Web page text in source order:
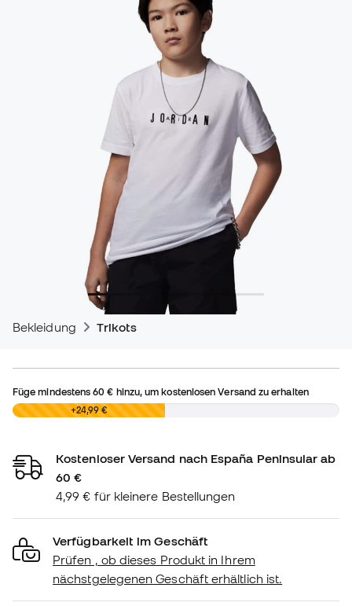
Bekleidung Trikots
Füge mindestens60 € hinzu, um kostenlosen Versand zu erhalten
0,00 € +24,99 €
Kostenloser Versand nach España Peninsular ab
60 €
4,99 € für kleinere Bestellungen
Verfügbarkeit im Geschäft
Prüfen , ob dieses Produkt in Ihrem
nächstgelegenen Geschäft erhältlich ist.